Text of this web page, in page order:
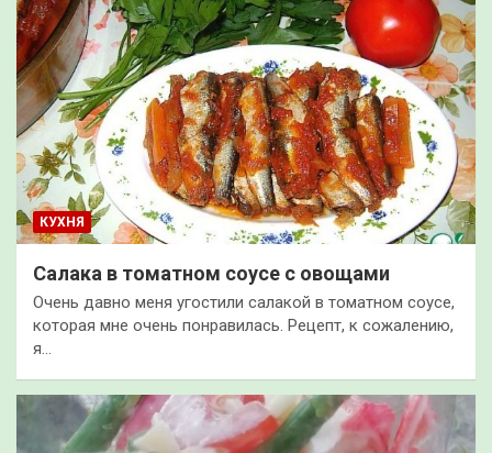
КУХНЯ
Салака в томатном соусе с овощами
Очень давно меня угостили салакой в томатном соусе,
которая мне очень понравилась. Рецепт, к сожалению,
я…